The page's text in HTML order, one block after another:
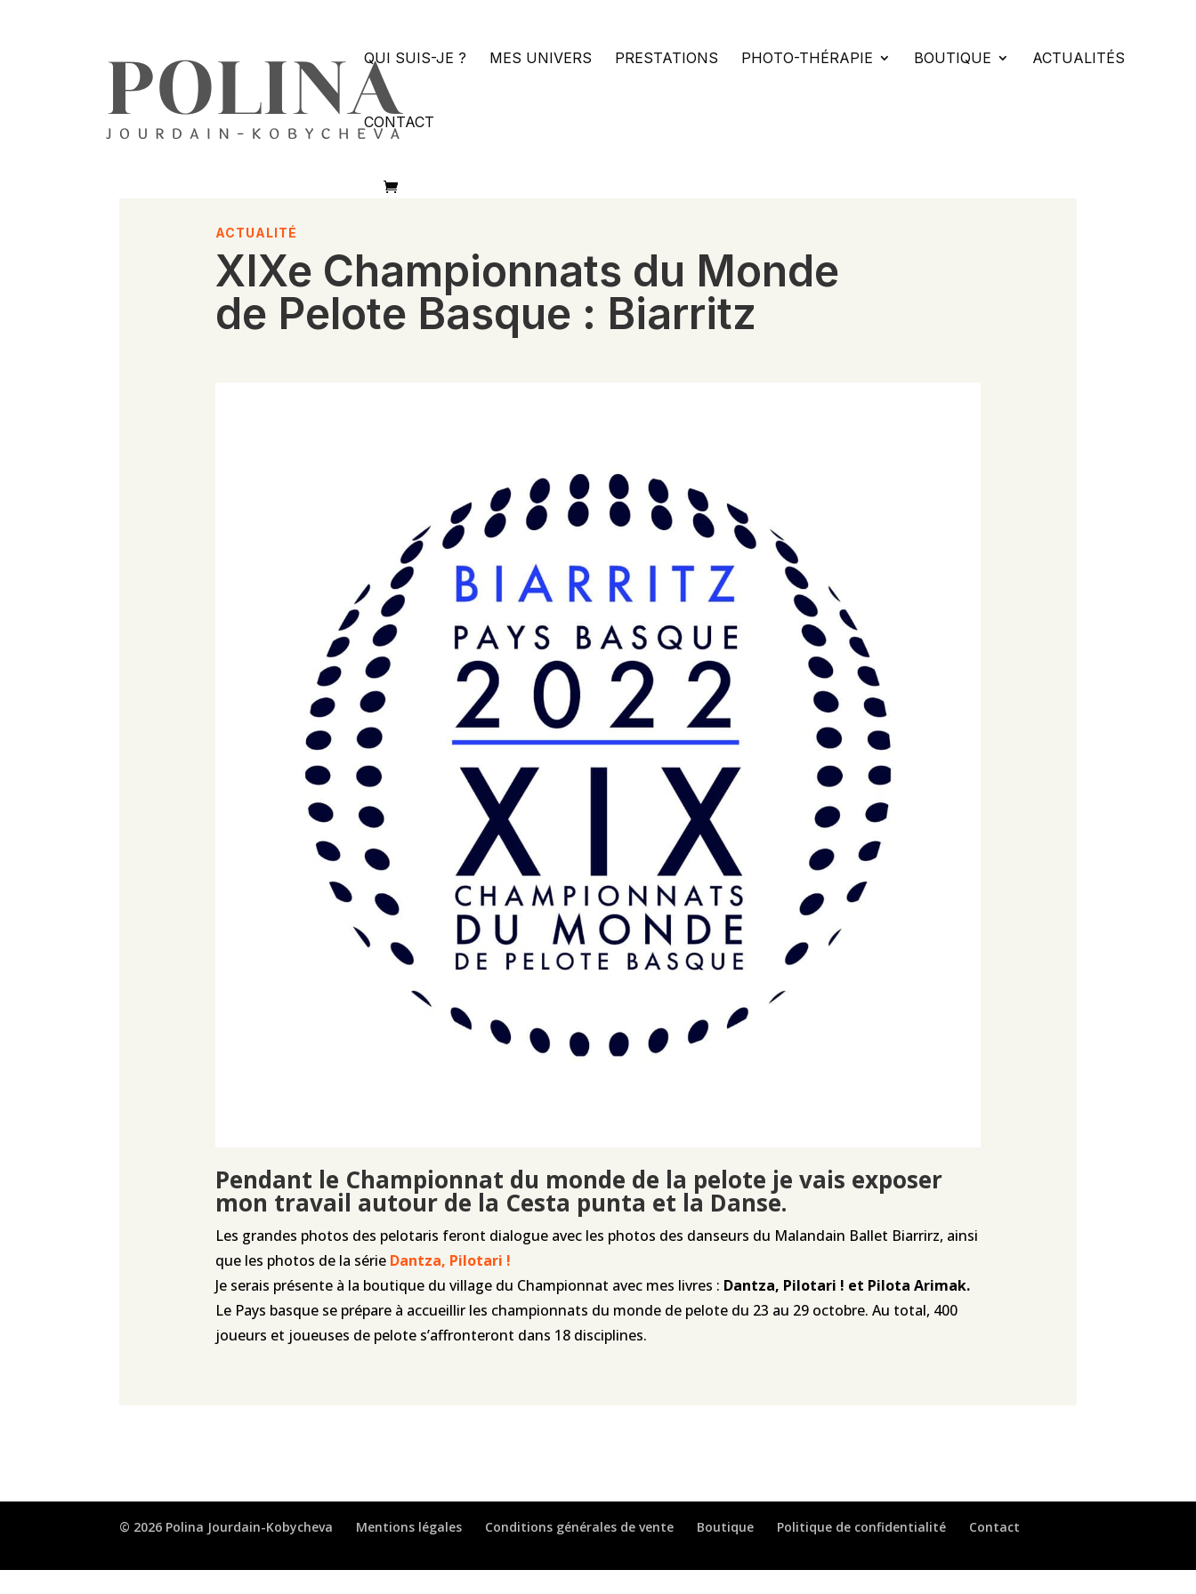
QUI SUIS-JE ? MES UNIVERS PRESTATIONS PHOTO-THÉRAPIE BOUTIQUE ACTUALITÉS
CONTACT
ACTUALITÉ
XIXe Championnats du Monde
de Pelote Basque : Biarritz
Pendant le Championnat du monde de la pelote je vais exposer
mon travail autour de la Cesta punta et la Danse.
Les grandes photos des pelotaris feront dialogue avec les photos des danseurs du Malandain Ballet Biarrirz, ainsi
que les photos de la série Dantza, Pilotari !
Je serais présente à la boutique du village du Championnat avec mes livres : Dantza, Pilotari ! et Pilota Arimak.
Le Pays basque se prépare à accueillir les championnats du monde de pelote du 23 au 29 octobre. Au total, 400
joueurs et joueuses de pelote s’affronteront dans 18 disciplines.
© 2026 Polina Jourdain-Kobycheva Mentions légales Conditions générales de vente Boutique Politique de confidentialité Contact